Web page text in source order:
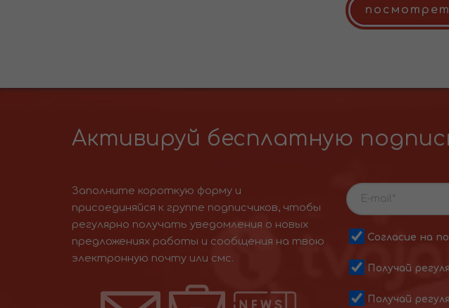
Активируй бесплатную
Заполните короткую форму и
присоединяйся к группе подписчиков, чтобы
регулярно получать уведомления о новых
предложениях работы и сообщения на твою
электронную почту или смс.
Согласие на
Получай
Получай